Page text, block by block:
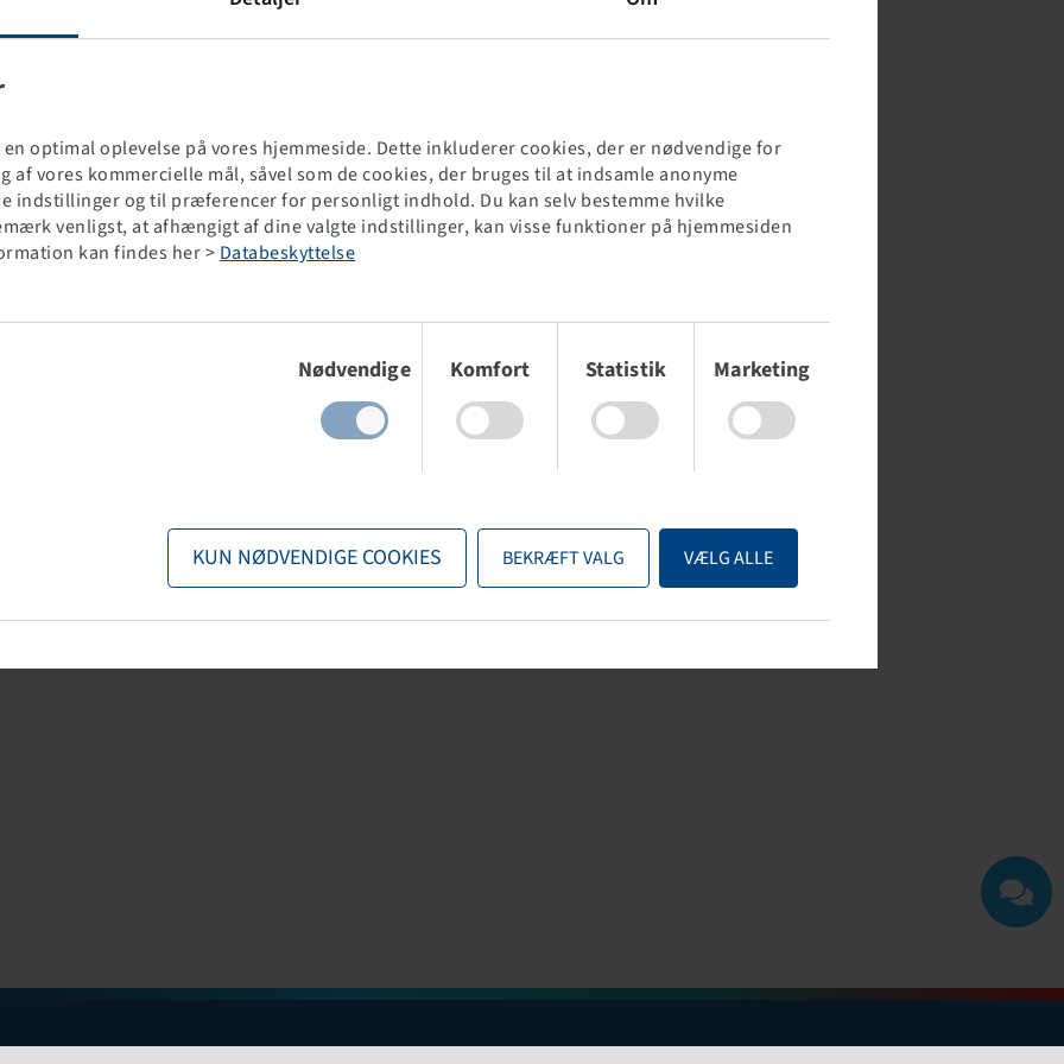
optimal oplevelse på vores hjemmeside. Dette inkluderer cookies, der er nødvendige for
vores kommercielle mål, såvel som de cookies, der bruges til at indsamle anonyme
indstillinger og til præferencer for personligt indhold. Du kan selv bestemme hvilke
venligst, at afhængigt af dine valgte indstillinger, kan visse funktioner på hjemmesiden
kan findes her > Databeskyttelse
Nødvendige
Komfort Statistik Marketing
KUN NØDVENDIGE COOKIES BEKRÆFT VALG VÆLG ALLE
REGISTER NOW
If you have any questions, just send us an email to
or call us at+45 8754 0000
Thank you.
Your Bohnenkamp Team